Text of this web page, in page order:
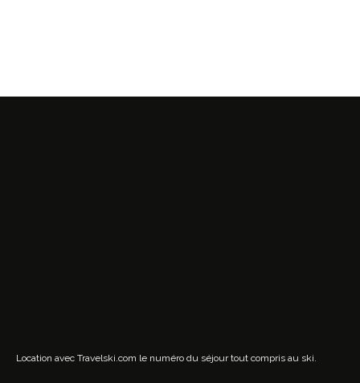
Location avec Travelski.com le numéro du séjour tout compris au ski.